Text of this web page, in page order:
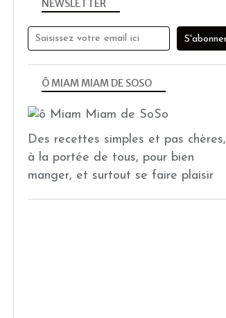
NEWSLETTER
Ô MIAM MIAM DE SOSO
Des recettes simples et pas chères,
à la portée de tous, pour bien
manger, et surtout se faire plaisir